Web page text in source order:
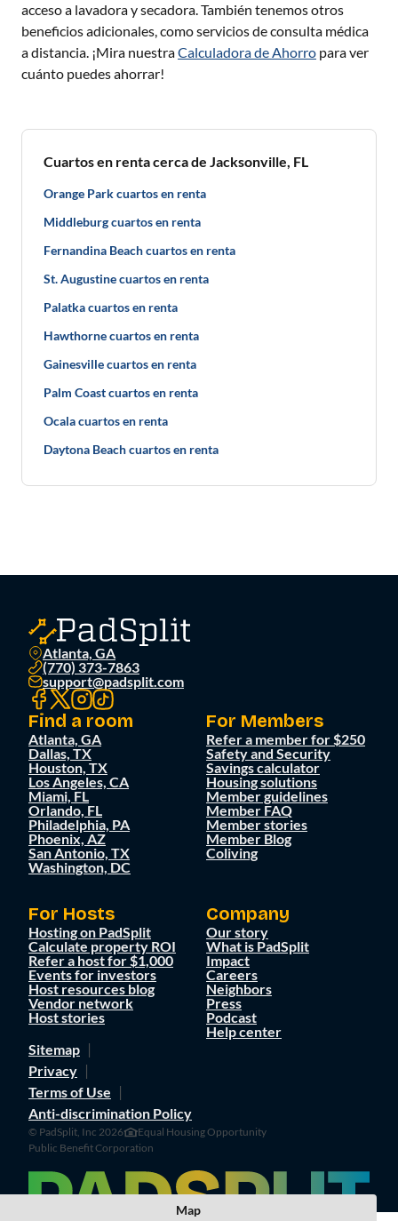
acceso a lavadora y secadora. También tenemos otros
beneficios adicionales, como servicios de consulta médica
a distancia. ¡Mira nuestraCalculadora de Ahorro para ver
cuánto puedes ahorrar!
Cuartos en renta cerca de Jacksonville, FL
Orange Park cuartos en renta
Middleburg cuartos en renta
Fernandina Beach cuartos en renta
St. Augustine cuartos en renta
Palatka cuartos en renta
Hawthorne cuartos en renta
Gainesville cuartos en renta
Palm Coast cuartos en renta
Ocala cuartos en renta
Daytona Beach cuartos en renta
Atlanta, GA
(770) 373-7863
support@padsplit.com
Find a room
Atlanta, GA
Dallas, TX
Houston, TX
Los Angeles, CA
Miami, FL
Orlando, FL
Philadelphia, PA
Phoenix, AZ
San Antonio, TX
Washington, DC
For Members
Refer a member for $250
Safety and Security
Savings calculator
Housing solutions
Member guidelines
Member FAQ
Member stories
Member Blog
Coliving
For Hosts
Hosting on PadSplit
Calculate property ROI
Refer a host for $1,000
Events for investors
Host resources blog
Vendor network
Host stories
Company
Our story
What is PadSplit
Impact
Careers
Neighbors
Press
Podcast
Help center
Sitemap
Privacy
Terms of Use
Anti-discrimination Policy
© PadSplit, Inc 2026
Equal Housing Opportunity
Public Benefit Corporation
Map